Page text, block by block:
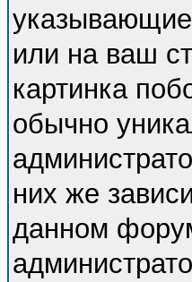
или на ваш
картинка
обычно
них же
данном